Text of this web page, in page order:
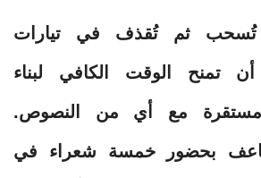
تُسحب ثم تُقذف في تيارات
تمنح الوقت الكافي لبناء
مستقرة مع أي من النصوص.
بحضور خمسة شعراء في